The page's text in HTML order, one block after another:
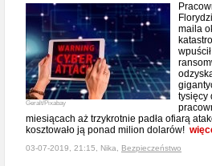
Geralt/Pixabay
maila
tysięcy
miesiącach aż trzykrotnie padła ofiarą
kosztowało ją ponad milion dolarów!
03-07-2019, 21:15, Nika, Bezpieczeństwo